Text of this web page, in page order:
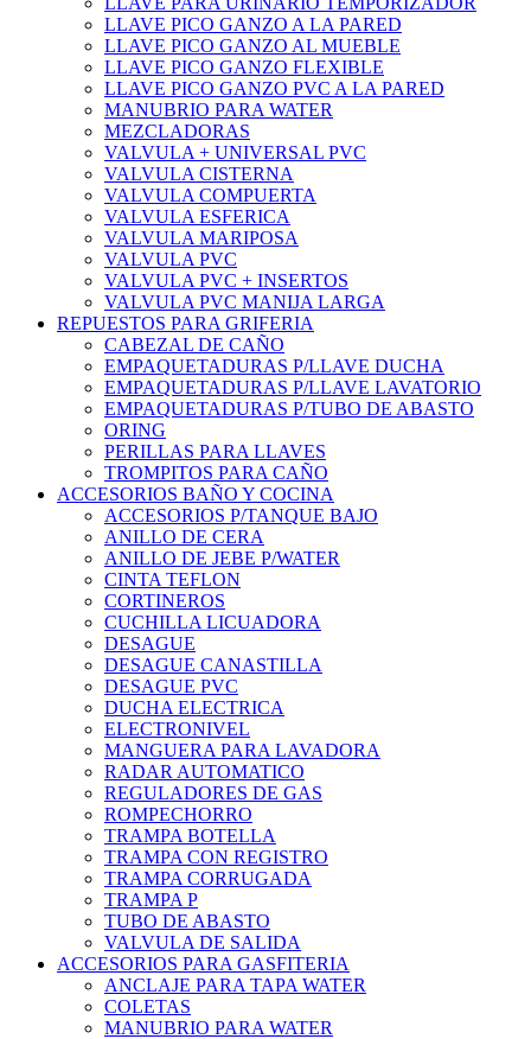
LLAVE PICO GANZO A LA PARED
LLAVE PICO GANZO AL MUEBLE
LLAVE PICO GANZO FLEXIBLE
LLAVE PICO GANZO PVC A LA PARED
MANUBRIO PARA WATER
MEZCLADORAS
VALVULA + UNIVERSAL PVC
VALVULA CISTERNA
VALVULA COMPUERTA
VALVULA ESFERICA
VALVULA MARIPOSA
VALVULA PVC
VALVULA PVC + INSERTOS
VALVULA PVC MANIJA LARGA
REPUESTOS PARA GRIFERIA
CABEZAL DE CAÑO
EMPAQUETADURAS P/LLAVE DUCHA
EMPAQUETADURAS P/LLAVE LAVATORIO
EMPAQUETADURAS P/TUBO DE ABASTO
ORING
PERILLAS PARA LLAVES
TROMPITOS PARA CAÑO
ACCESORIOS BAÑO Y COCINA
ACCESORIOS P/TANQUE BAJO
ANILLO DE CERA
ANILLO DE JEBE P/WATER
CINTA TEFLON
CORTINEROS
CUCHILLA LICUADORA
DESAGUE
DESAGUE CANASTILLA
DESAGUE PVC
DUCHA ELECTRICA
ELECTRONIVEL
MANGUERA PARA LAVADORA
RADAR AUTOMATICO
REGULADORES DE GAS
ROMPECHORRO
TRAMPA BOTELLA
TRAMPA CON REGISTRO
TRAMPA CORRUGADA
TRAMPA P
TUBO DE ABASTO
VALVULA DE SALIDA
ACCESORIOS PARA GASFITERIA
ANCLAJE PARA TAPA WATER
COLETAS
MANUBRIO PARA WATER